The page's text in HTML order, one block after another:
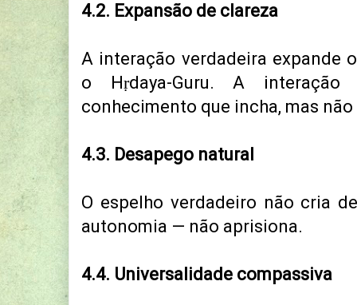
4.2. Expansão de clareza
A interação verdadeira expande
o Hṛdaya-Guru. A
conhecimento que incha, mas
4.3. Desapego natural
O espelho verdadeiro não cria
autonomia — não aprisiona.
4.4. Universalidade compassiva